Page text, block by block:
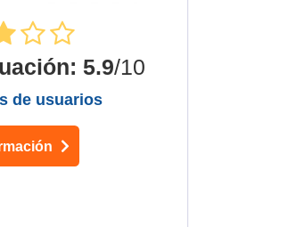
: 5.9/10
de usuarios